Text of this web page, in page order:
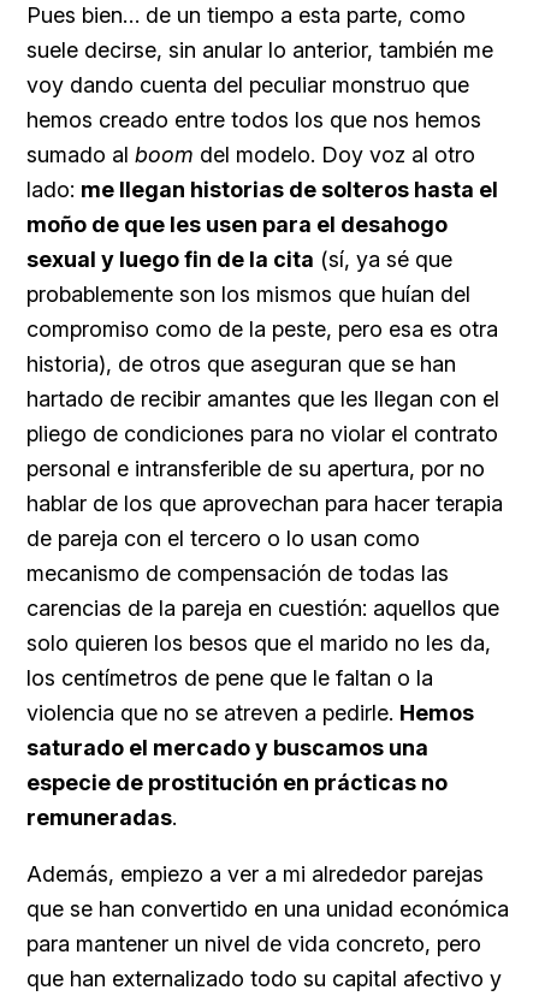
Pues bien… de un tiempo a esta parte, como
suele decirse, sin anular lo anterior, también me
voy dando cuenta del peculiar monstruo que
hemos creado entre todos los que nos hemos
sumado al boom del modelo. Doy voz al otro
lado: me llegan historias de solteros hasta el
moño de que les usen para el desahogo
sexual y luego fin de la cita (sí, ya sé que
probablemente son los mismos que huían del
compromiso como de la peste, pero esa es otra
historia), de otros que aseguran que se han
hartado de recibir amantes que les llegan con el
pliego de condiciones para no violar el contrato
personal e intransferible de su apertura, por no
hablar de los que aprovechan para hacer terapia
de pareja con el tercero o lo usan como
mecanismo de compensación de todas las
carencias de la pareja en cuestión: aquellos que
solo quieren los besos que el marido no les da,
los centímetros de pene que le faltan o la
violencia que no se atreven a pedirle. Hemos
saturado el mercado y buscamos una
especie de prostitución en prácticas no
remuneradas.
Además, empiezo a ver a mi alrededor parejas
que se han convertido en una unidad económica
para mantener un nivel de vida concreto, pero
que han externalizado todo su capital afectivo y